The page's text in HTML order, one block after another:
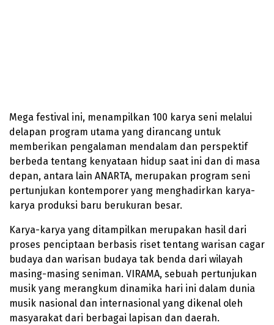
Mega festival ini, menampilkan 100 karya seni melalui
delapan program utama yang dirancang untuk
memberikan pengalaman mendalam dan perspektif
berbeda tentang kenyataan hidup saat ini dan di masa
depan, antara lain ANARTA, merupakan program seni
pertunjukan kontemporer yang menghadirkan karya-
karya produksi baru berukuran besar.
Karya-karya yang ditampilkan merupakan hasil dari
proses penciptaan berbasis riset tentang warisan cagar
budaya dan warisan budaya tak benda dari wilayah
masing-masing seniman. VIRAMA, sebuah pertunjukan
musik yang merangkum dinamika hari ini dalam dunia
musik nasional dan internasional yang dikenal oleh
masyarakat dari berbagai lapisan dan daerah.